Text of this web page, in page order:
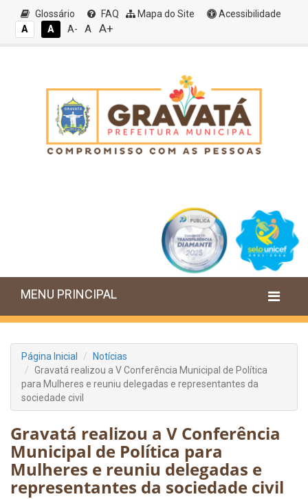
Glossário FAQ Mapa do Site
Acessibilidade
A
A A- A A+
MENU PRINCIPAL
Página Inicial
Notícias
Gravatá realizou a V Conferência Municipal de Política
para Mulheres e reuniu delegadas e representantes da
sociedade civil
Gravatá realizou a V Conferência
Municipal de Política para
Mulheres e reuniu delegadas e
representantes da sociedade civil